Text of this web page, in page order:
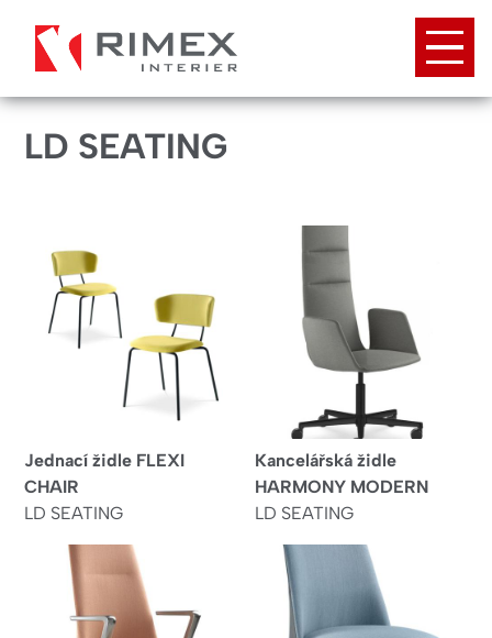
hlavnímu
obsahu
LD SEATING
Jednací židle FLEXI
CHAIR
LD SEATING
Kancelářská židle
HARMONY MODERN
LD SEATING